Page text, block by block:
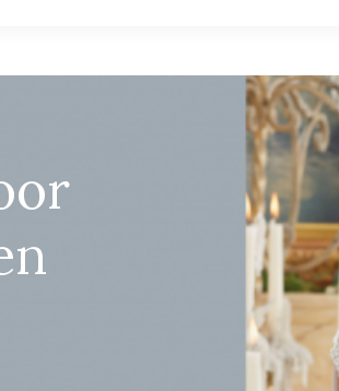
Eindhoven